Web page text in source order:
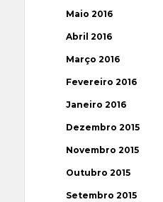
Maio 2016
Abril 2016
Março 2016
Fevereiro 2016
Janeiro 2016
Dezembro 2015
Novembro 2015
Outubro 2015
Setembro 2015